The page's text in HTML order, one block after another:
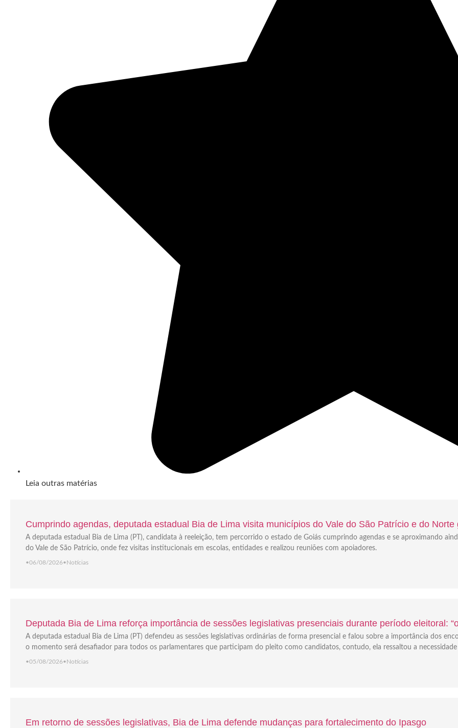
Leia outras matérias
Cumprindo agendas, deputada estadual Bia de Lima visita municípios do Vale do São Patrício e do Norte
A deputada estadual Bia de Lima (PT), candidata à reeleição, tem percorrido o estado de Goiás cumprindo agendas e se aproximando
do Vale de São Patrício, onde fez visitas institucionais em escolas, entidades e realizou reuniões com apoiadores.
•06/08/2026•Notícias
Deputada Bia de Lima reforça importância de sessões legislativas presenciais durante período eleitoral:
A deputada estadual Bia de Lima (PT) defendeu as sessões legislativas ordinárias de forma presencial e falou sobre a importância dos
o momento será desafiador para todos os parlamentares que participam do pleito como candidatos, contudo, ela ressaltou a
•05/08/2026•Notícias
Em retorno de sessões legislativas, Bia de Lima defende mudanças para fortalecimento do Ipasgo